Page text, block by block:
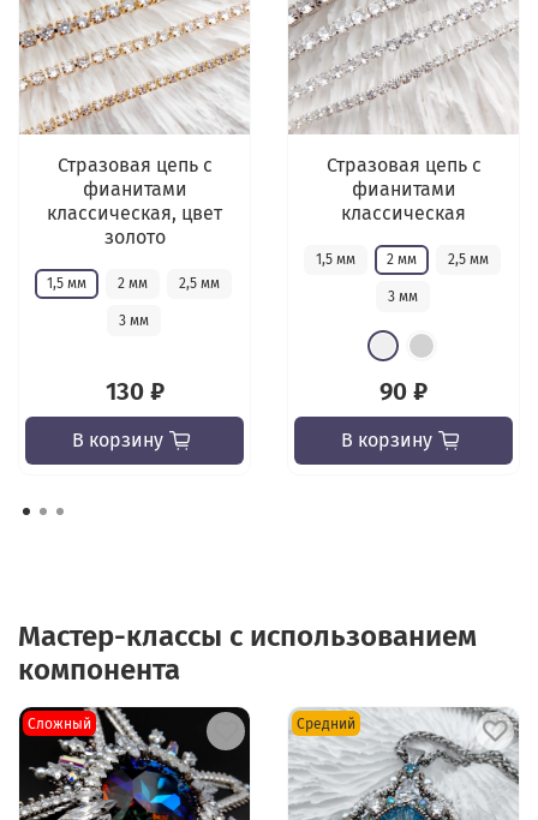
Стразовая цепь с
фианитами
классическая, цвет
золото
1,5 мм 2 мм 2,5 мм
3 мм
130 ₽
В корзину
Стразовая цепь с
фианитами
классическая
1,5 мм 2 мм 2,5 мм
3 мм
90 ₽
В корзину
Мастер-классы с использованием
компонента
Сложный Средний